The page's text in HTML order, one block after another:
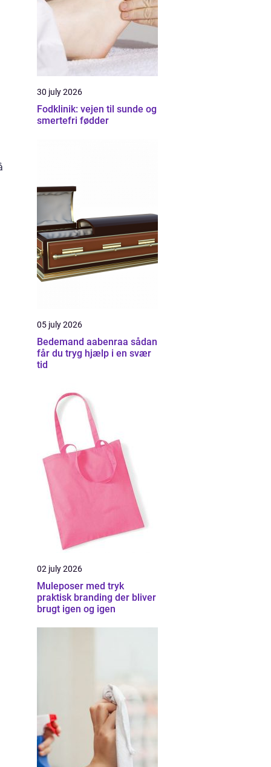
30 july 2026
Fodklinik: vejen til sunde og
smertefri fødder
05 july 2026
Bedemand aabenraa sådan
får du tryg hjælp i en svær
tid
02 july 2026
Muleposer med tryk
praktisk branding der bliver
brugt igen og igen